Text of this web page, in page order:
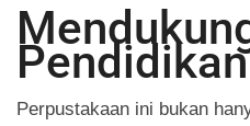
Pendidikan
Perpustakaan ini bukan